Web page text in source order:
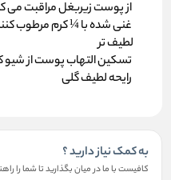
از پوست زیربغل مراقبت می
غنی شده با ¼ کرم مرطوب
لطیف ‏تر
تسکین التهاب پوست از شیو
رایحه لطیف گلی
به کمک نیاز دارید ؟
کافیست با ما در میان بگذارید تا شما را